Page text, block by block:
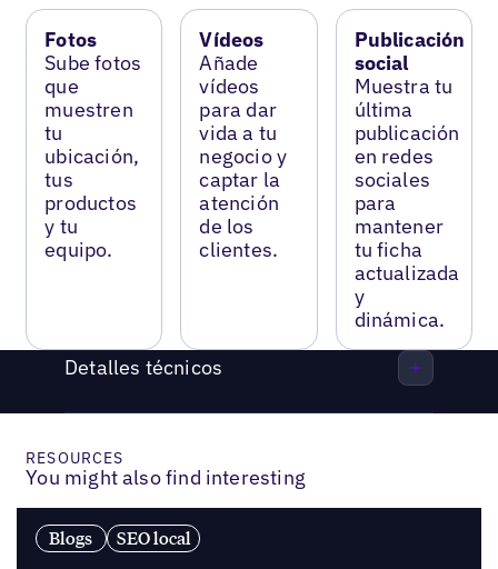
Fotos
Sube fotos
que
muestren
tu
ubicación,
tus
productos
y tu
equipo.
Vídeos
Añade
vídeos
para dar
vida a tu
negocio y
captar la
atención
de los
clientes.
Publicación
social
Muestra tu
última
publicación
en redes
sociales
para
mantener
tu ficha
actualizada
y
dinámica.
Detalles técnicos
RESOURCES
You might also find interesting
Blogs SEO local